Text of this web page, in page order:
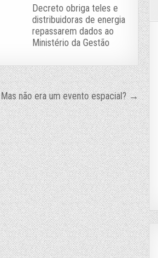
Decreto obriga teles e
distribuidoras de energia
repassarem dados ao
Ministério da Gestão
Mas não era um evento espacial? →